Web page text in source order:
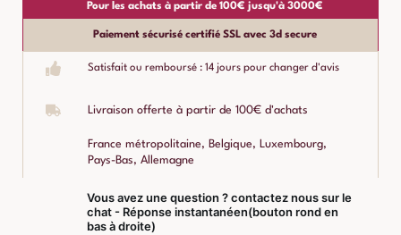
Pour les achats à partir de 100€ jusqu'à 3000€
Paiement sécurisé certifié SSL avec 3d secure
Satisfait ou remboursé : 14 jours pour changer d'avis
Livraison offerte à partir de 100€ d'achats
France métropolitaine, Belgique, Luxembourg,
Pays-Bas, Allemagne
Vous avez une question ? contactez nous sur le
chat - Réponse instantanéen(bouton rond en
bas à droite)